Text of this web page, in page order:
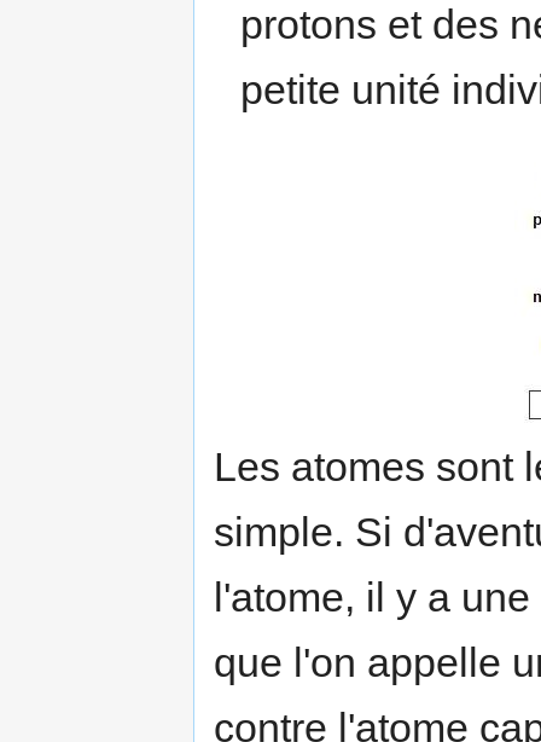
protons et des
petite unité
Les atomes sont
simple. Si
l'atome, il y a
que l'on appelle
contre l'atome